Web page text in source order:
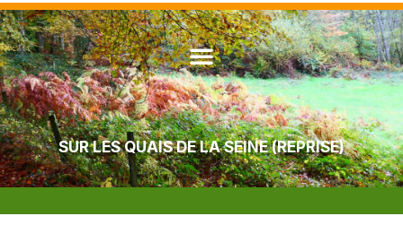
SUR LES QUAIS DE LA SEINE (REPRISE)